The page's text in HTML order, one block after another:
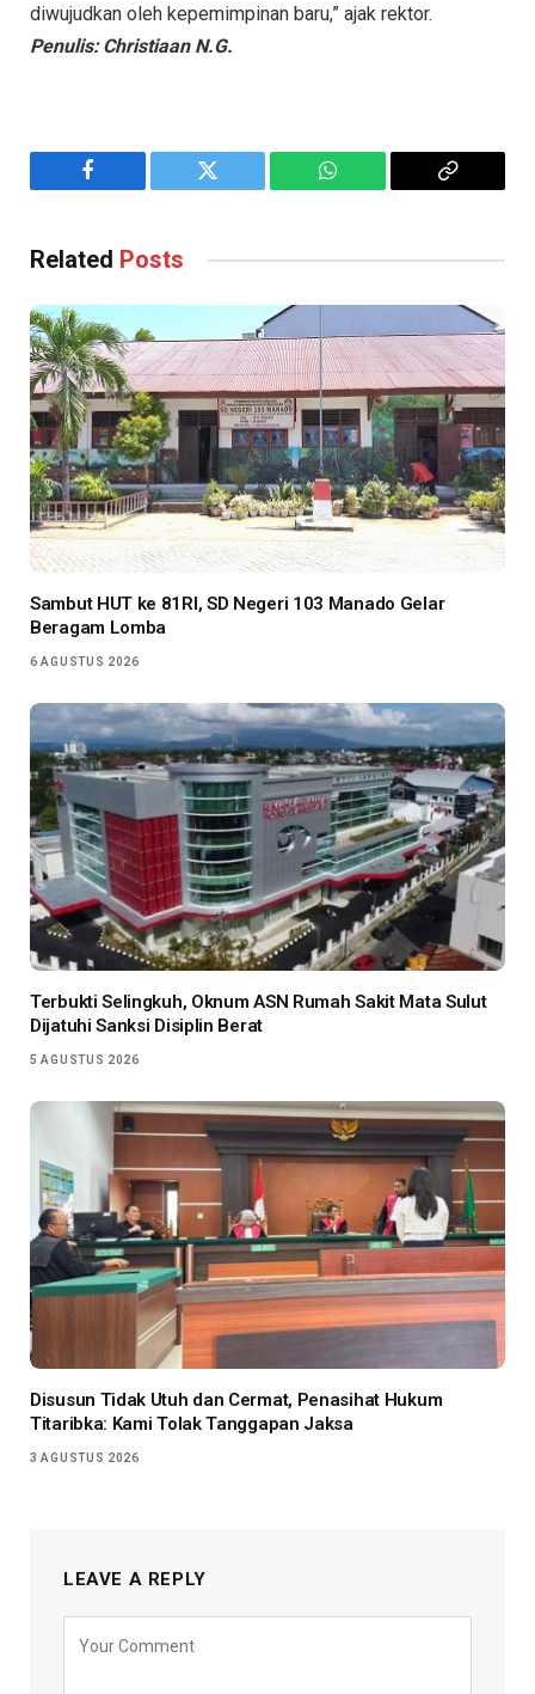
diwujudkan oleh kepemimpinan baru,” ajak rektor.
Penulis: Christiaan N.G.
Facebook Twitter WhatsApp
Copy
Related Posts
Sambut HUT ke 81RI, SD Negeri 103 Manado Gelar
Beragam Lomba
6 AGUSTUS 2026
Terbukti Selingkuh, Oknum ASN Rumah Sakit Mata Sulut
Dijatuhi Sanksi Disiplin Berat
5 AGUSTUS 2026
Disusun Tidak Utuh dan Cermat, Penasihat Hukum
Titaribka: Kami Tolak Tanggapan Jaksa
3 AGUSTUS 2026
LEAVE A REPLY